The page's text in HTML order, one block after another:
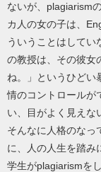
ないが、plagiarism
カ人の女の子は、
ういうことはしてい
の教授は、その彼女
ね。」というひどい
情のコントロールが
い、目がよく見えな
そんなに人格のなっ
に、人の人生を踏み
学生がplagiarismを